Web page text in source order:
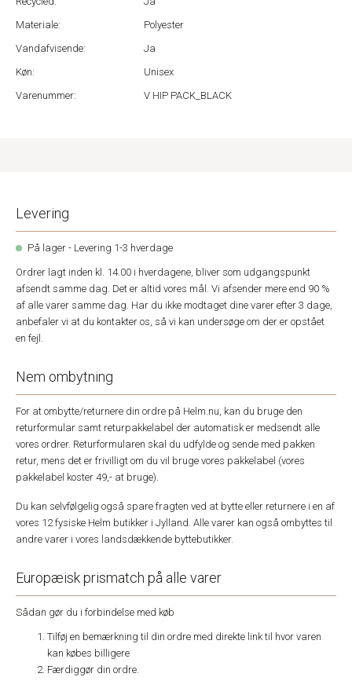
Materiale:
Polyester
Vandafvisende:
Ja
Køn:
Unisex
Varenummer:
V HIP PACK_BLACK
Levering
På lager - Levering 1-3 hverdage
Ordrer lagt inden kl. 14.00 i hverdagene, bliver som udgangspunkt
afsendt samme dag. Det er altid vores mål. Vi afsender mere end 90 %
af alle varer samme dag. Har du ikke modtaget dine varer efter 3 dage,
anbefaler vi at du kontakter os, så vi kan undersøge om der er opstået
en fejl.
Nem ombytning
For at ombytte/returnere din ordre på Helm.nu, kan du bruge den
returformular samt returpakkelabel der automatisk er medsendt alle
vores ordrer. Returformularen skal du udfylde og sende med pakken
retur, mens det er frivilligt om du vil bruge vores pakkelabel (vores
pakkelabel koster 49,- at bruge).
Du kan selvfølgelig også spare fragten ved at bytte eller returnere i en af
vores 12 fysiske Helm butikker i Jylland. Alle varer kan også ombyttes til
andre varer i vores landsdækkende byttebutikker.
Europæisk prismatch på alle varer
Sådan gør du i forbindelse med køb
Tilføj en bemærkning til din ordre med direkte link til hvor varen
kan købes billigere
Færdiggør din ordre.